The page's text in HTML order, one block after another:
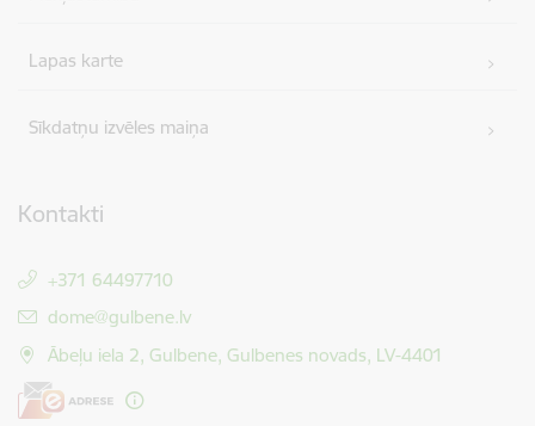
Lapas karte
Sīkdatņu izvēles maiņa
Kontakti
+371 64497710
E-pasts:
dome@gulbene.lv
Ābeļu iela 2, Gulbene, Gulbenes novads, LV-4401